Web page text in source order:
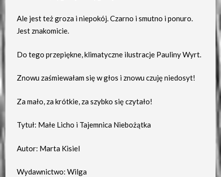
Ale jest też groza i niepokój. Czarno i smutno i ponuro.
Jest znakomicie.
Do tego przepiękne, klimatyczne ilustracje Pauliny Wyrt.
Znowu zaśmiewałam się w głos i znowu czuję niedosyt!
Za mało, za krótkie, za szybko się czytało!
Tytuł: Małe Licho i Tajemnica Niebożątka
Autor: Marta Kisiel
Wydawnictwo: Wilga